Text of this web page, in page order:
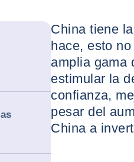
China tiene
hace, esto
amplia gama
estimular la
confianza,
pesar del
China a